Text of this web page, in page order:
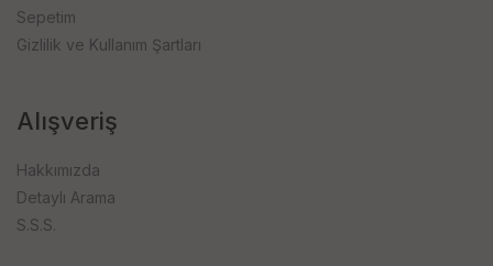
Sepetim
Gizlilik ve Kullanım Şartları
Alışveriş
Hakkımızda
Detaylı Arama
S.S.S.